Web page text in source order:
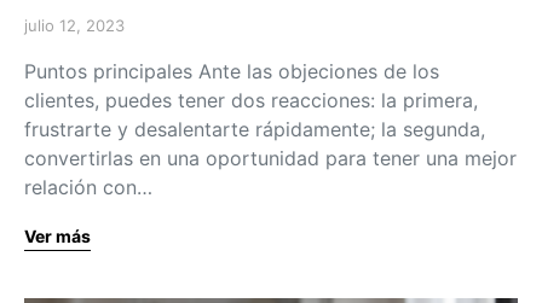
julio 12, 2023
Puntos principales Ante las objeciones de los
clientes, puedes tener dos reacciones: la primera,
frustrarte y desalentarte rápidamente; la segunda,
convertirlas en una oportunidad para tener una mejor
relación con…
Ver más